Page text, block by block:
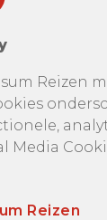
Reizen
Media
Reizen